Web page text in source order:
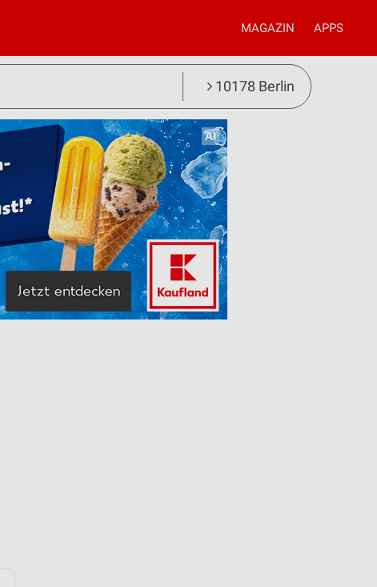
MAGAZIN APPS
10178 Berlin